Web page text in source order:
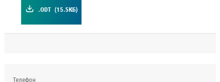
.ODT (15.5КБ)
Телефон